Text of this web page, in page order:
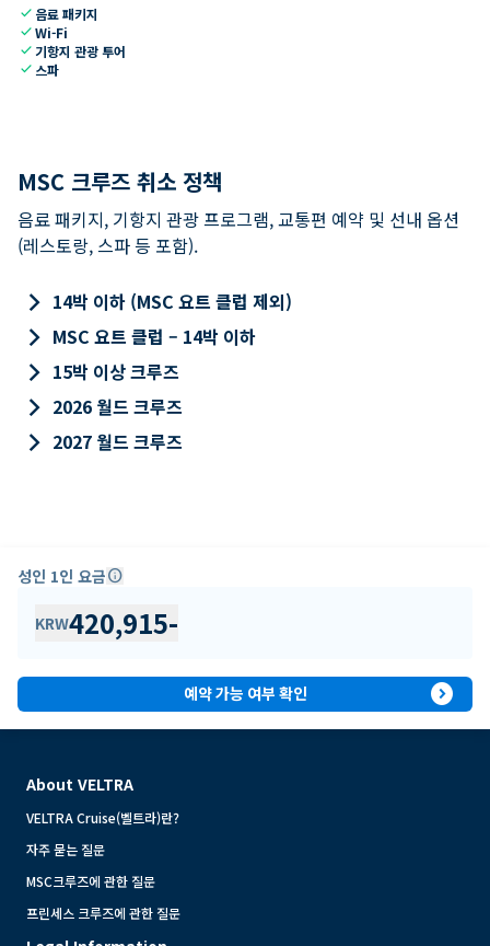
check 음료 패키지
checkWi-Fi
check 기항지 관광 투어
check 스파
MSC 크루즈 취소 정책
음료 패키지, 기항지 관광 프로그램, 교통편 예약 및 선내 옵션
(레스토랑, 스파 등 포함).
keyboard_arrow_right 14박 이하 (MSC 요트 클럽 제외)
keyboard_arrow_right MSC 요트 클럽 – 14박 이하
keyboard_arrow_right 15박 이상 크루즈
keyboard_arrow_right 2026 월드 크루즈
keyboard_arrow_right 2027 월드 크루즈
성인 1인 요금info
KRW420,915-
예약 가능 여부 확인 expand_circle_right
About VELTRA
VELTRA Cruise(벨트라)란?
자주 묻는 질문
MSC크루즈에 관한 질문
프린세스 크루즈에 관한 질문